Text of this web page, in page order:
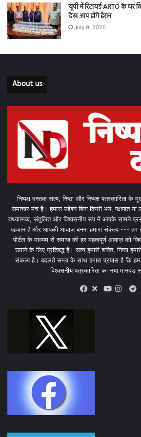
यूपी में रिटायर्ड ARTO के घर
देख आप होंगे हैरान
July 9, 2026
About us
निष्पक्ष दस्तक सत्य, निष्ठा और निष्पक्ष पत्रकारिता के
समाचार मंच है। हमारा उद्देश्य बिना किसी भय, पक्षपात
तथ्यात्मक, संतुलित और विश्वसनीय रूप में आपके सामने
पहचान है और आपकी आवाज़ बनना हमारा संकल्प --- हम
पोर्टल के माध्यम से समाज की हर महत्वपूर्ण आवाज़ को
उठाने के लिए प्रतिबद्ध हैं। सत्य हमारी शक्ति, निष्ठा
संकल्प है। बदलते समय के साथ हमारा प्रयास है कि
विश्वसनीय पत्रकारिता का नया मानदंड
X